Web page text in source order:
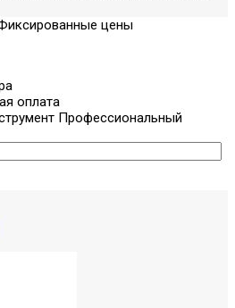
цены
оплата
Профессиональный